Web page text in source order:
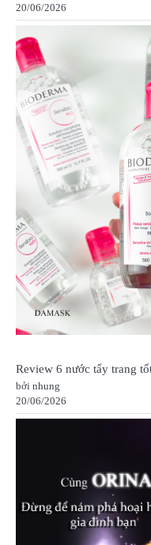
20/06/2026
Review 6 nước tẩy trang
bởi nhung
20/06/2026